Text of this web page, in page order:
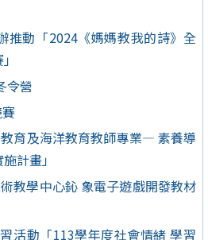
推動「2024《媽媽教我的詩》全
令營
教育及海洋教育教師專業— 素養導
計畫」
教學中心鈊 象電子遊戲開發教材
活動「113學年度社會情緒 學習